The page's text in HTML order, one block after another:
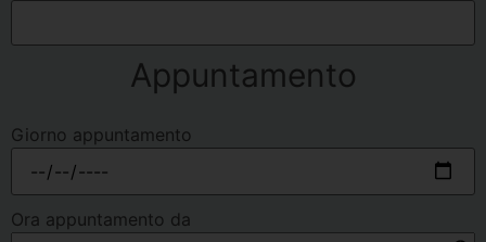
Appuntamento
Giorno appuntamento
Ora appuntamento da